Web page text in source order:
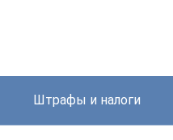
Штрафы и налоги